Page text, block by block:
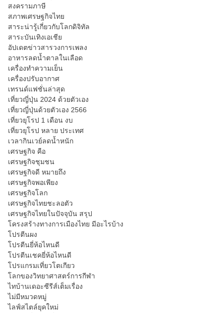
สงครามภาษี
สภาพเศรษฐกิจไทย
สาระน่ารู้เกี่ยวกับโลกดิจิทัล
สาระบันเทิงเอเชีย
อัปเดตข่าวสารวงการเพลง
อาหารลดน้ำตาลในเลือด
เครื่องทำความเย็น
เครื่องปรับอากาศ
เทรนด์แฟชั่นล่าสุด
เที่ยวญี่ปุ่น 2024 ด้วยตัวเอง
เที่ยวญี่ปุ่นด้วยตัวเอง 2566
เที่ยวยุโรป 1 เดือน งบ
เที่ยวยุโรป หลาย ประเทศ
เวลากินเวย์ลดน้ำหนัก
เศรษฐกิจ คือ
เศรษฐกิจชุมชน
เศรษฐกิจดี หมายถึง
เศรษฐกิจพอเพียง
เศรษฐกิจโลก
เศรษฐกิจไทยชะลอตัว
เศรษฐกิจไทยในปัจจุบัน สรุป
โครงสร้างทางการเมืองไทย มีอะไรบ้าง
โปรตีนผง
โปรตีนยี่ห้อไหนดี
โปรตีนเชคยี่ห้อไหนดี
โปรแกรมเที่ยวโตเกียว
โลกของวิทยาศาสตร์การกีฬา
ไทบ้านเดอะซีรีส์เต็มเรื่อง
ไม่มีหมวดหมู่
ไลฟ์สไตล์ยุคใหม่